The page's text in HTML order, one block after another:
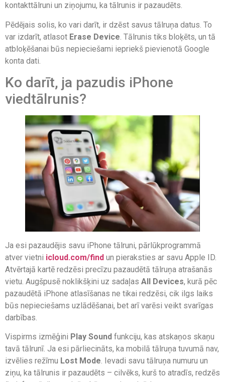
kontakttālruni un ziņojumu, ka tālrunis ir pazaudēts.
Pēdējais solis, ko vari darīt, ir dzēst savus tālruņa datus. To
var izdarīt, atlasot Erase Device . Tālrunis tiks bloķēts, un tā
atbloķēšanai būs nepieciešami iepriekš pievienotā Google
konta dati.
Ko darīt, ja pazudis iPhone
viedtālrunis?
Ja esi pazaudējis savu iPhone tālruni, pārlūkprogrammā
atver vietni icloud.com/find un pieraksties ar savu Apple ID.
Atvērtajā kartē redzēsi precīzu pazaudētā tālruņa atrašanās
vietu. Augšpusē noklikšķini uz sadaļas All Devices, kurā pēc
pazaudētā iPhone atlasīšanas ne tikai redzēsi, cik ilgs laiks
būs nepieciešams uzlādēšanai, bet arī varēsi veikt svarīgas
darbības.
Vispirms izmēģini Play Sound funkciju, kas atskaņos skaņu
tavā tālrunī. Ja esi pārliecināts, ka mobilā tālruņa tuvumā nav,
izvēlies režīmu Lost Mode. Ievadi savu tālruņa numuru un
ziņu, ka tālrunis ir pazaudēts – cilvēks, kurš to atradīs, redzēs